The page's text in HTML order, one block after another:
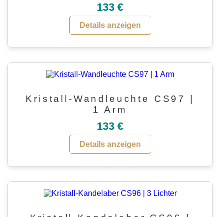
133 €
Details anzeigen
Kristall-Wandleuchte CS97 |
1 Arm
133 €
Details anzeigen